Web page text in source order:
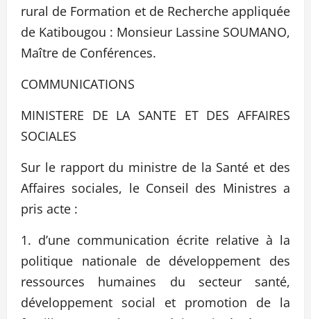
rural de Formation et de Recherche appliquée
de Katibougou : Monsieur Lassine SOUMANO,
Maître de Conférences.
COMMUNICATIONS
MINISTERE DE LA SANTE ET DES AFFAIRES
SOCIALES
Sur le rapport du ministre de la Santé et des
Affaires sociales, le Conseil des Ministres a
pris acte :
1. d’une communication écrite relative à la
politique nationale de développement des
ressources humaines du secteur santé,
développement social et promotion de la